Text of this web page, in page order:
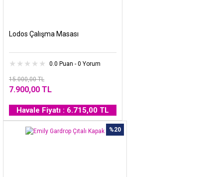
Lodos Çalışma Masası
0.0 Puan - 0 Yorum
15.000,00 TL
7.900,00 TL
Havale Fiyatı : 6.715,00 TL
%20